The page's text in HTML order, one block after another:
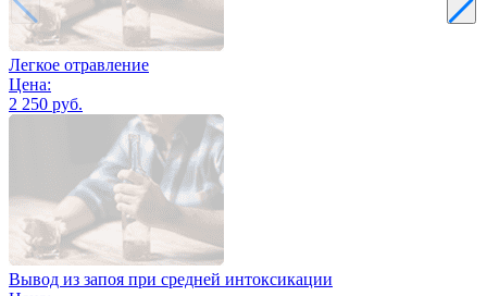
Легкое отравление
Цена:
2 250 руб.
Вывод из запоя при средней интоксикации